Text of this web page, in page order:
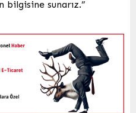
bilgisine sunarız.”